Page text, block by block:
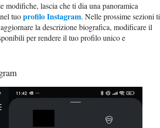
modifiche, lascia che ti dia una panoramica
tuoprofilo Instagram. Nelle prossime sezioni ti
la descrizione biografica, modificare il
per rendere il tuo profilo unico e